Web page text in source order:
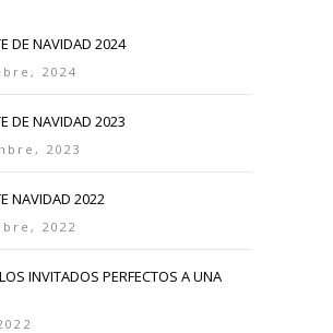
DE NAVIDAD 2024
2024
DE NAVIDAD 2023
2023
NAVIDAD 2022
2022
INVITADOS PERFECTOS A UNA